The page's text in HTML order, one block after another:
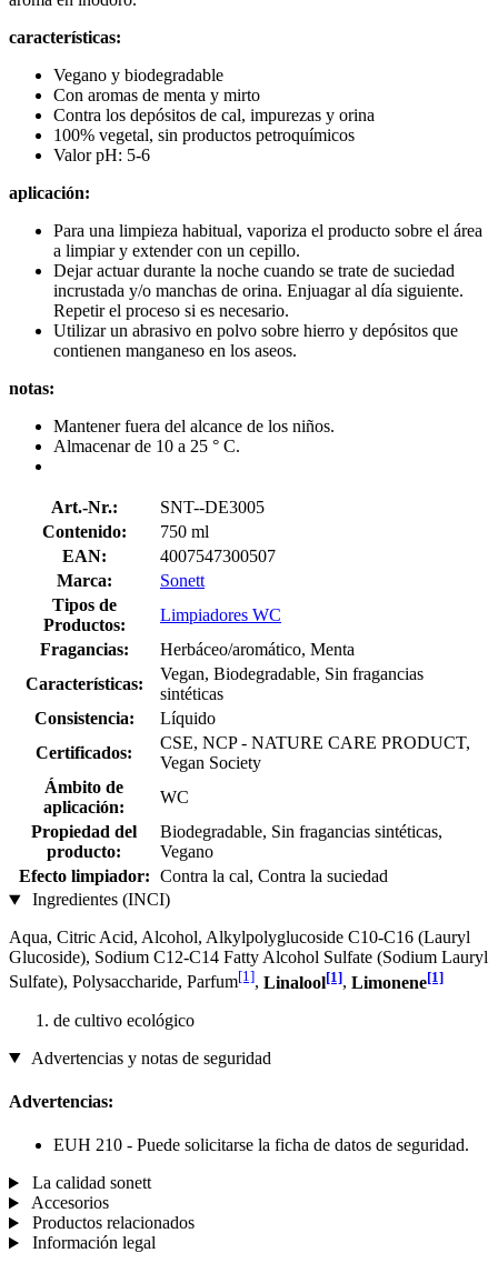
características:
Vegano y biodegradable
Con aromas de menta y mirto
Contra los depósitos de cal, impurezas y orina
100% vegetal, sin productos petroquímicos
Valor pH: 5-6
aplicación:
Para una limpieza habitual, vaporiza el producto sobre el área
a limpiar y extender con un cepillo.
Dejar actuar durante la noche cuando se trate de suciedad
incrustada y/o manchas de orina. Enjuagar al día siguiente.
Repetir el proceso si es necesario.
Utilizar un abrasivo en polvo sobre hierro y depósitos que
contienen manganeso en los aseos.
notas:
Mantener fuera del alcance de los niños.
Almacenar de 10 a 25 ° C.
Art.-Nr.:
SNT--DE3005
Contenido:
750 ml
EAN:
4007547300507
Marca:
Sonett
Tipos de
Productos:
Limpiadores WC
Fragancias:
Herbáceo/aromático, Menta
Características:
Vegan, Biodegradable, Sin fragancias
sintéticas
Consistencia:
Líquido
Certificados:
CSE, NCP - NATURE CARE PRODUCT,
Vegan Society
Ámbito de
aplicación:
WC
Propiedad del
producto:
Biodegradable, Sin fragancias sintéticas,
Vegano
Efecto limpiador: Contra la cal, Contra la suciedad
Ingredientes (INCI)
Aqua, Citric Acid, Alcohol, Alkylpolyglucoside C10-C16 (Lauryl
Glucoside), Sodium C12-C14 Fatty Alcohol Sulfate (Sodium Lauryl
Sulfate), Polysaccharide, Parfum[1], Linalool[1], Limonene[1]
de cultivo ecológico
Advertencias y notas de seguridad
Advertencias:
EUH 210 - Puede solicitarse la ficha de datos de seguridad.
La calidad sonett
Accesorios
Productos relacionados
Información legal